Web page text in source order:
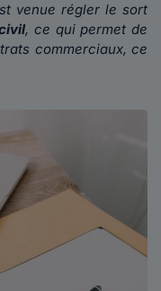
venue régler le sort
, ce qui permet de
commerciaux, ce